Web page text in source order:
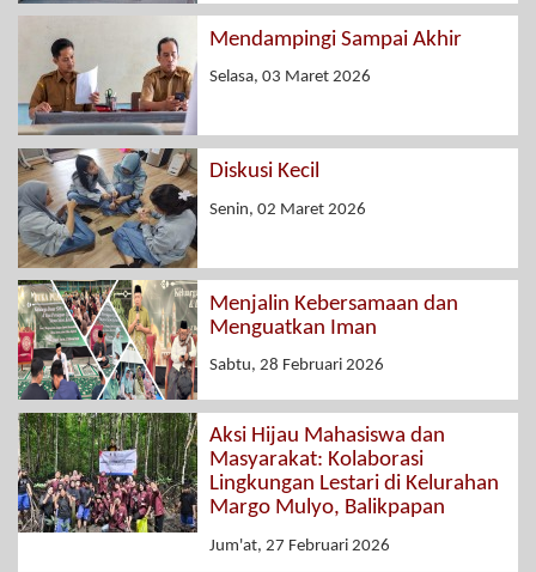
Mendampingi Sampai Akhir
Selasa, 03 Maret 2026
Diskusi Kecil
Senin, 02 Maret 2026
Menjalin Kebersamaan dan
Menguatkan Iman
Sabtu, 28 Februari 2026
Aksi Hijau Mahasiswa dan
Masyarakat: Kolaborasi
Lingkungan Lestari di Kelurahan
Margo Mulyo, Balikpapan
Jum'at, 27 Februari 2026